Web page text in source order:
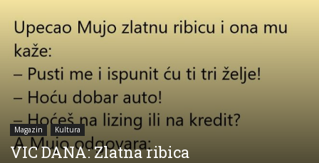
INFO
Magazin Kultura
VIC DANA: Zlatna ribica